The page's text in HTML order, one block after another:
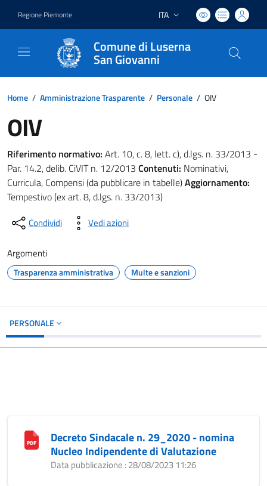
Regione Piemonte Lingua attiva:
ITA
Comune di Luserna
San Giovanni
Home / Amministrazione Trasparente / Personale / OIV
OIV
Riferimento normativo: Art. 10, c. 8, lett. c), d.lgs. n. 33/2013 -
Par. 14.2, delib. CiVIT n. 12/2013 Contenuti: Nominativi,
Curricula, Compensi (da pubblicare in tabelle)Aggiornamento:
Tempestivo (ex art. 8, d.lgs. n. 33/2013)
Condividi Vedi azioni
Argomenti
Trasparenza amministrativa Multe e sanzioni
PERSONALE
Decreto Sindacale n. 29_2020 - nomina
Nucleo Indipendente di Valutazione
Data pubblicazione : 28/08/2023 11:26